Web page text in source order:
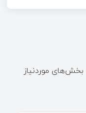
بخش‌های موردنیاز